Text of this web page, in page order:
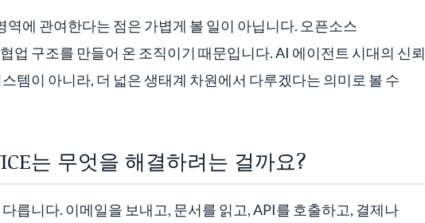
역에 관여한다는 점은 가볍게 볼 일이 아닙니다. 오픈소스
업 구조를 만들어 온 조직이기 때문입니다. AI 에이전트 시대의 신뢰
템이 아니라, 더 넓은 생태계 차원에서 다루겠다는 의미로 볼 수
는 무엇을 해결하려는 걸까요?
릅니다. 이메일을 보내고, 문서를 읽고, API를 호출하고, 결제나